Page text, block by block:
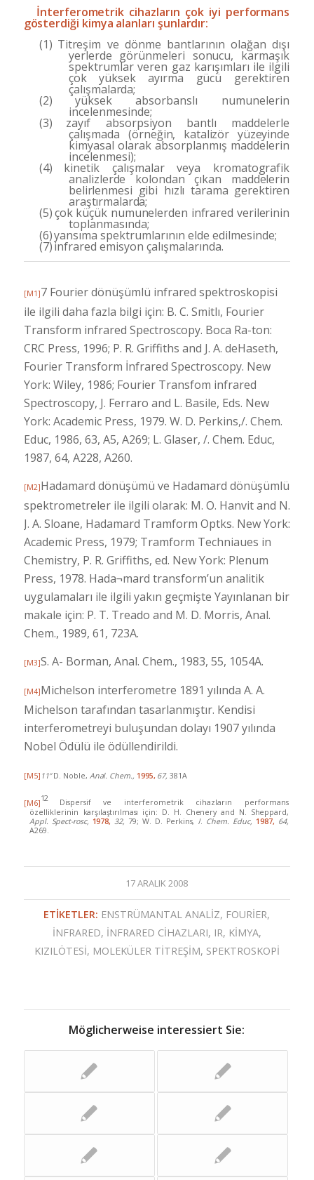
İnterferometrik cihazların çok iyi performans
gös­terdiği kimya alanları şunlardır:
(1) Titreşim ve dönme bantlarının olağan dışı
yerlerde görünmeleri sonucu, karmaşık
spektrumlar veren gaz karışımları ile ilgili
çok yüksek ayırma gücü gerektiren
çalışmalarda;
(2) yüksek absorbanslı numunelerin
incelenmesinde;
(3) zayıf absorpsiyon bantlı maddelerle
çalışmada (örne­ğin, katalizör yüzeyinde
kimyasal olarak absorplanmış maddelerin
incelenmesi);
(4) kinetik çalışmalar veya kromatografik
analizlerde kolondan çıkan maddelerin
belirlenmesi gibi hızlı tarama gerektiren
araştırmalarda;
(5)çok küçük numunelerden infrared verilerinin
top­lanmasında;
(6)yansıma spektrumlarının elde edilme­sinde;
(7)infrared emisyon çalışmalarında.
[M1]7 Fourier dönüşümlü infrared spektroskopisi
ile ilgili daha fazla bilgi için: B. C. Smitlı, Fourier
Transform infrared Spectroscopy. Boca Ra-ton:
CRC Press, 1996; P. R. Griffiths and J. A. deHaseth,
Fourier Transform İnfrared Spectroscopy. New
York: Wiley, 1986; Fourier Transfom infrared
Spectroscopy, J. Ferraro and L. Basile, Eds. New
York: Academic Press, 1979. W. D. Perkins,/. Chem.
Educ, 1986, 63, A5, A269; L. Glaser, /. Chem. Educ,
1987, 64, A228, A260.
[M2]Hadamard dönüşümü ve Hadamard dönüşümlü
spektrometreler ile ilgili olarak: M. O. Hanvit and N.
J. A. Sloane, Hadamard Tramform Optks. New York:
Academic Press, 1979; Tramform Techniaues in
Chemistry, P. R. Griffiths, ed. New York: Plenum
Press, 1978. Hada¬mard transform’un analitik
uygulamaları ile ilgili yakın geçmişte Yayınlanan bir
makale için: P. T. Treado and M. D. Morris, Anal.
Chem., 1989, 61, 723A.
[M3]S. A- Borman, Anal. Chem., 1983, 55, 1054A.
[M4]Michelson interferometre 1891 yılında A. A.
Michelson tarafından tasarlanmıştır. Kendisi
interferometreyi buluşundan dolayı 1907 yılında
Nobel Ödülü ile ödüllendirildi.
[M5] 11″D. Noble, Anal. Chem., 1995, 67,381A
[M6]12
Dispersif ve interferometrik cihazların performans
özelliklerinin
karşılaştırılması için: D. H. Chenery and N. Sheppard,
Appl. Spect-rosc, 1978, 32, 79; W. D. Perkins, /. Chem. Educ, 1987, 64,
A269.
17 ARALIK 2008
ETIKETLER: ENSTRÜMANTAL ANALIZ, FOURIER,
INFRARED, İNFRARED CİHAZLARI, IR, KIMYA,
KIZILÖTESI, MOLEKÜLER TITREŞIM, SPEKTROSKOPI
Möglicherweise interessiert Sie: